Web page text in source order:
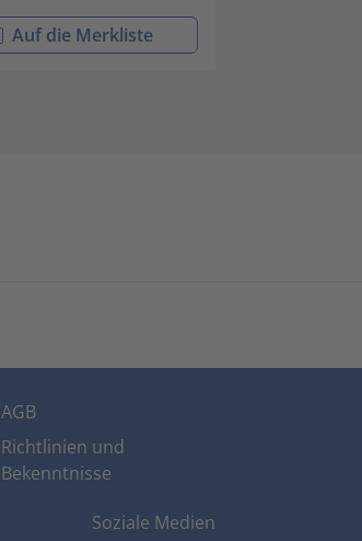
Auf die Merkliste
AGB
Richtlinien und
Bekenntnisse
Soziale Medien